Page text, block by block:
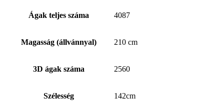
Ágak teljes száma 4087
Magasság (állvánnyal) 210 cm
3D ágak száma 2560
Szélesség 142cm